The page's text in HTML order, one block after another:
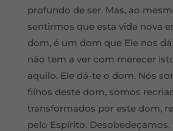
profundo de ser. Mas, ao
sentirmos que esta vida nova
dom, é um dom que Ele nos
não tem a ver com merecer
aquilo. Ele dá-te o dom. Nós
filhos deste dom, somos
transformados por este dom,
pelo Espírito.